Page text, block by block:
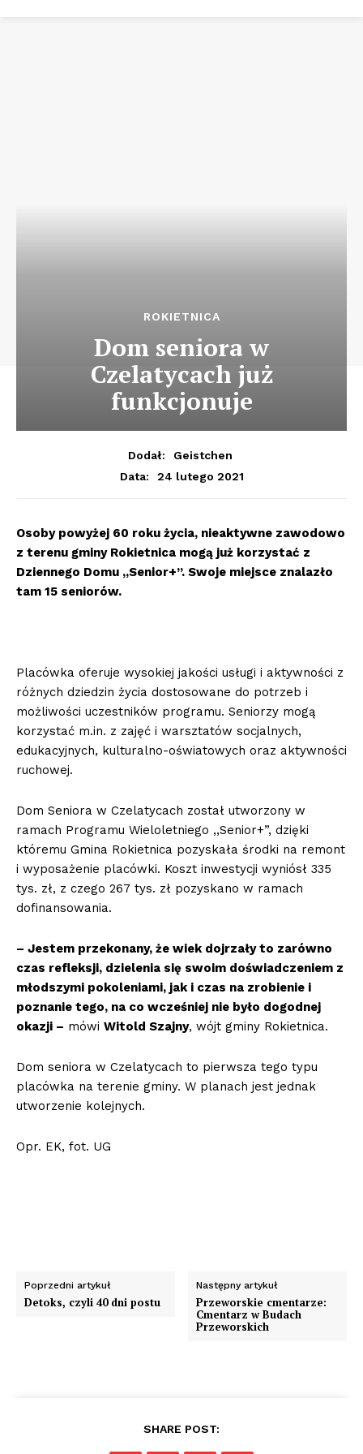
ROKIETNICA
Dom seniora w
Czelatycach już
funkcjonuje
Dodał:
Geistchen
Data:
24 lutego 2021
Osoby powyżej 60 roku życia, nieaktywne zawodowo
z terenu gminy Rokietnica mogą już korzystać z
Dziennego Domu „Senior+”. Swoje miejsce znalazło
tam 15 seniorów.
Placówka oferuje wysokiej jakości usługi i aktywności z
różnych dziedzin życia dostosowane do potrzeb i
możliwości uczestników programu. Seniorzy mogą
korzystać m.in. z zajęć i warsztatów socjalnych,
edukacyjnych, kulturalno-oświatowych oraz aktywności
ruchowej.
Dom Seniora w Czelatycach został utworzony w
ramach Programu Wieloletniego ,,Senior+”, dzięki
któremu Gmina Rokietnica pozyskała środki na remont
i wyposażenie placówki. Koszt inwestycji wyniósł 335
tys. zł, z czego 267 tys. zł pozyskano w ramach
dofinansowania.
– Jestem przekonany, że wiek dojrzały to zarówno
czas refleksji, dzielenia się swoim doświadczeniem z
młodszymi pokoleniami, jak i czas na zrobienie i
poznanie tego, na co wcześniej nie było dogodnej
okazji – mówi Witold Szajny, wójt gminy Rokietnica.
Dom seniora w Czelatycach to pierwsza tego typu
placówka na terenie gminy. W planach jest jednak
utworzenie kolejnych.
Opr. EK, fot. UG
Poprzedni artykuł
Detoks, czyli 40 dni postu
Następny artykuł
Przeworskie cmentarze:
Cmentarz w Budach
Przeworskich
SHARE POST: